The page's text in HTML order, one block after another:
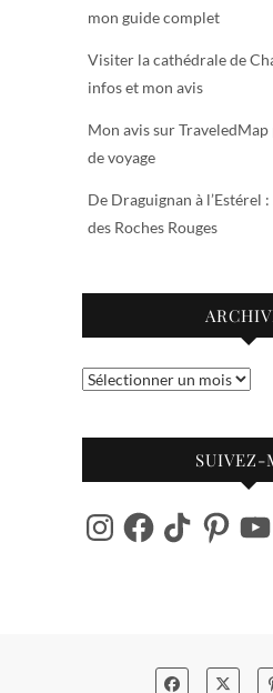
mon guide complet
Visiter la cathédrale de
infos et mon avis
Mon avis sur
de voyage
De Draguignan à l’Estérel
des Roches Rouges
Archives
SUIVEZ-
InstagramFacebook
TikTok Pinterest